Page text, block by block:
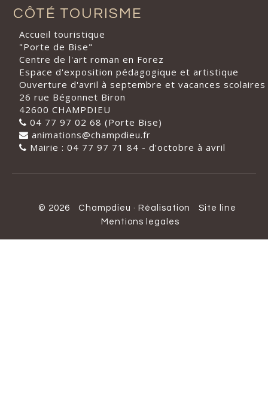
CÔTÉ TOURISME
Accueil touristique
"Porte de Bise"
Centre de l'art roman en Forez
Espace d'exposition pédagogique et artistique
Ouverture d'avril à septembre et vacances scolaires
26 rue Bégonnet Biron
42600 CHAMPDIEU
04 77 97 02 68 (Porte Bise)
animations@champdieu.fr
Mairie : 04 77 97 71 84 - d'octobre à avril
© 2026 Champdieu · Réalisation
Site line
Mentions legales